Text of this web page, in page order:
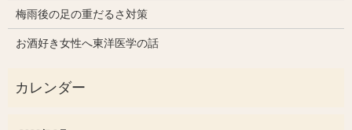
梅雨後の足の重だるさ対策
お酒好き女性へ東洋医学の話